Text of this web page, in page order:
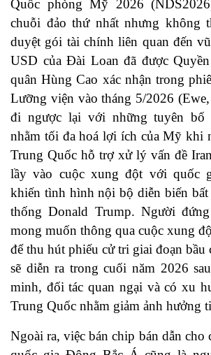
Quốc phòng Mỹ 2026
chuỗi đảo thứ nhất nhưng không
duyệt gói tài chính liên quan đến
USD của Đài Loan đã được
quân Hùng Cao xác nhận trong
Lưỡng viện vào tháng 5/2026
đi ngược lại với những tuyên bố
nhằm tối đa hoá lợi ích của Mỹ khi
Trung Quốc hỗ trợ xử lý vấn đề
lầy vào cuộc xung đột với quốc
khiến tình hình nội bộ diễn biến
thống Donald Trump. Người
mong muốn thông qua cuộc xung
để thu hút phiếu cử tri giai đoạn
sẽ diễn ra trong cuối năm 2026
minh, đối tác quan ngại và có xu
Trung Quốc nhằm giảm ảnh hưởng
Ngoài ra, việc bán chip bán dẫn cho